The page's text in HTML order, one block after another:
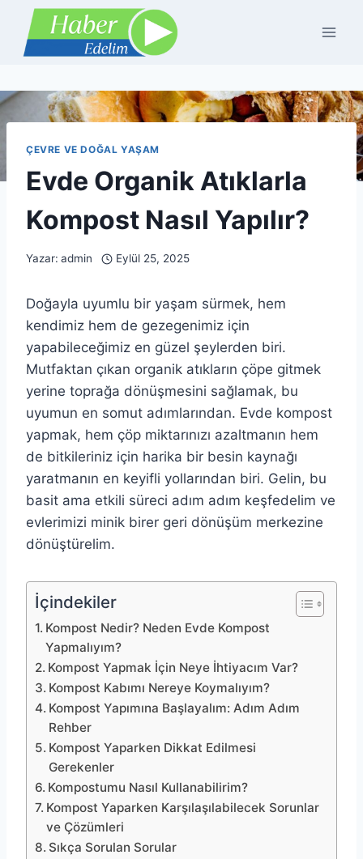
content
ÇEVRE VE DOĞAL YAŞAM
Evde Organik Atıklarla
Kompost Nasıl Yapılır?
Yazar: admin Eylül 25, 2025
Doğayla uyumlu bir yaşam sürmek, hem
kendimiz hem de gezegenimiz için
yapabileceğimiz en güzel şeylerden biri.
Mutfaktan çıkan organik atıkların çöpe gitmek
yerine toprağa dönüşmesini sağlamak, bu
uyumun en somut adımlarından. Evde kompost
yapmak, hem çöp miktarınızı azaltmanın hem
de bitkileriniz için harika bir besin kaynağı
yaratmanın en keyifli yollarından biri. Gelin, bu
basit ama etkili süreci adım adım keşfedelim ve
evlerimizi minik birer geri dönüşüm merkezine
dönüştürelim.
İçindekiler
Kompost Nedir? Neden Evde Kompost
Yapmalıyım?
Kompost Yapmak İçin Neye İhtiyacım Var?
Kompost Kabımı Nereye Koymalıyım?
Kompost Yapımına Başlayalım: Adım Adım
Rehber
Kompost Yaparken Dikkat Edilmesi
Gerekenler
Kompostumu Nasıl Kullanabilirim?
Kompost Yaparken Karşılaşılabilecek Sorunlar
ve Çözümleri
Sıkça Sorulan Sorular